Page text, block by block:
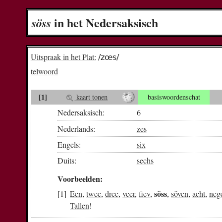
söss in het Nedersaksisch
Uitspraak in het Plat: /zœs/
telwoord
[1] kaart tonen basiswoordenschat
Nedersaksisch:
6
Nederlands:
zes
Engels:
six
Duits:
sechs
Voorbeelden:
Een,twee,dree,veer,fiev,söss,söven,acht,
Tallen!